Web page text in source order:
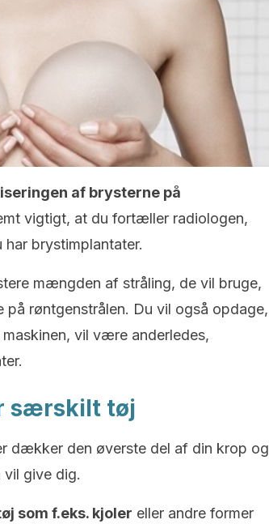
af ​​brysterne på
vigtigt, at du fortæller radiologen,
brystimplantater.
mængden af ​​stråling, de vil bruge,
røntgenstrålen. Du vil også opdage,
vil være anderledes,
særskilt tøj
dækker den øverste del af din krop og
give dig.
som f.eks. kjoler eller andre former